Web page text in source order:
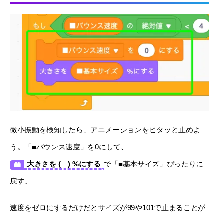
微小振動を検知したら、アニメーションをピタッと止めよ
う。「■バウンス速度」を0にして、
大きさを ( ) %にする で「■基本サイズ」ぴったりに
戻す。
速度をゼロにするだけだとサイズが99や101で止まることが